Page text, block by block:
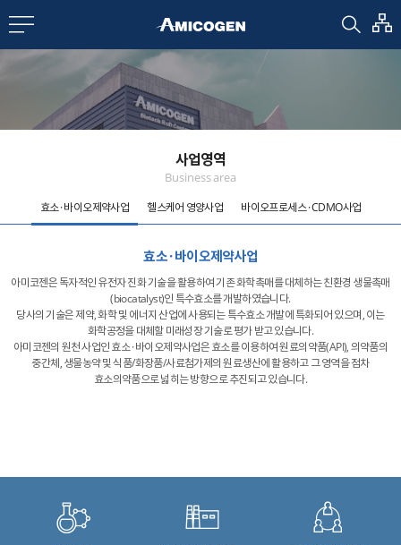
us
사업영역
Business area
효소 · 바이오제약사업 헬스케어 영양사업 바이오프로세스 · CDMO사업
효소 · 바이오제약사업
아미코젠은 독자적인 유전자 진화 기술을 활용하여 기존 화학촉매를 대체하는 친환경 생물촉매
(biocatalyst)인 특수효소를 개발하였습니다.
당사의 기술은 제약, 화학 및 에너지 산업에 사용되는 특수효소 개발에 특화되어 있으며, 이는
화학공정을 대체할 미래성장 기술로 평가 받고 있습니다.
아미코젠의 원천 사업인 효소 · 바이오제약사업은 효소를 이용하여 원료의약품(API), 의약품의
중간체, 생물농약 및 식품/화장품/사료첨가제의 원료생산에 활용하고 그 영역을 점차
효소의약품으로 넓히는 방향으로 추진되고 있습니다.